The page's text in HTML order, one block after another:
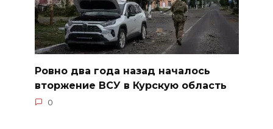
Ровно два года назад началось
вторжение ВСУ в Курскую область
0